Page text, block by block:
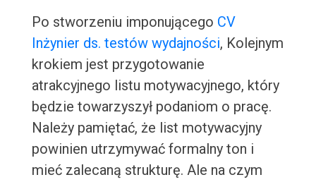
Po stworzeniu imponującego CV
Inżynier ds. testów wydajności, Kolejnym
krokiem jest przygotowanie
atrakcyjnego listu motywacyjnego, który
będzie towarzyszył podaniom o pracę.
Należy pamiętać, że list motywacyjny
powinien utrzymywać formalny ton i
mieć zalecaną strukturę. Ale na czym